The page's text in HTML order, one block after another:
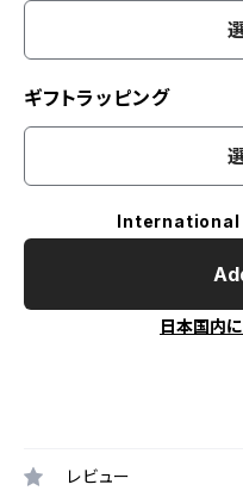
ギフトラッピング
International
日本国内
レビュー